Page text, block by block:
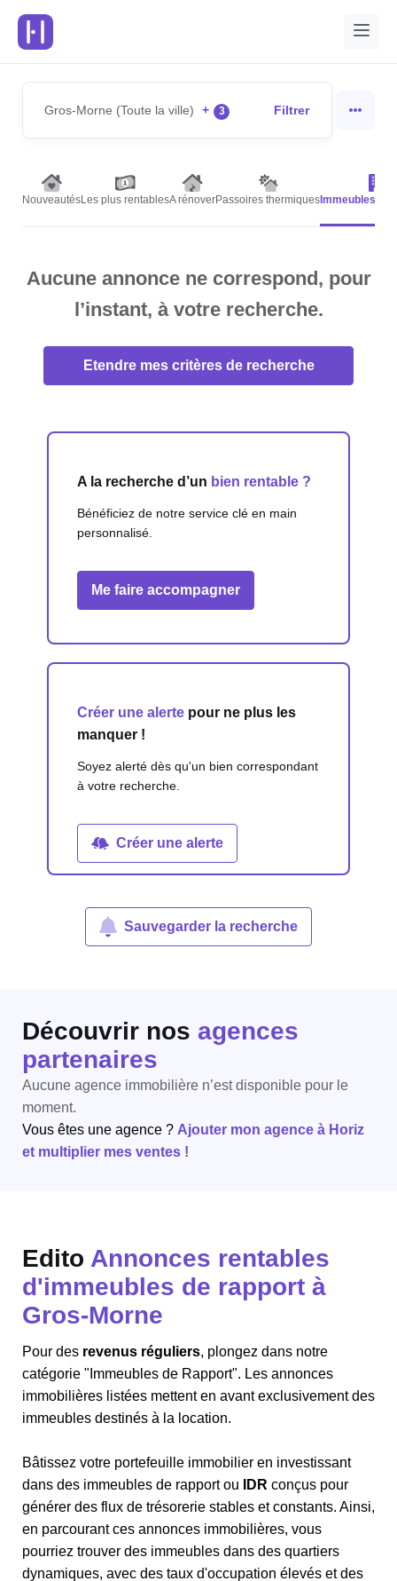
Gros-Morne (Toute la ville) + 3 Filtrer
NouveautésLes plus rentablesA rénoverPassoires thermiques Immeubles de
Aucune annonce ne correspond, pour
l’instant, à votre recherche.
Etendre mes critères de recherche
A la recherche d’un bien rentable ?
Bénéficiez de notre service clé en main
personnalisé.
Me faire accompagner
Créer une alerte pour ne plus les
manquer !
Soyez alerté dès qu'un bien correspondant
à votre recherche.
Créer une alerte
Sauvegarder la recherche
Découvrir nos agences
partenaires
Aucune agence immobilière n’est disponible pour le
moment.
Vous êtes une agence ? Ajouter mon agence à Horiz
et multiplier mes ventes !
Edito Annonces rentables
d'immeubles de rapport à
Gros-Morne
Pour des revenus réguliers, plongez dans notre
catégorie "Immeubles de Rapport". Les annonces
immobilières listées mettent en avant exclusivement des
immeubles destinés à la location.
Bâtissez votre portefeuille immobilier en investissant
dans des immeubles de rapport ou
IDR conçus pour
générer des flux de trésorerie stables et constants. Ainsi,
en parcourant ces annonces immobilières, vous
pourriez trouver des immeubles dans des quartiers
dynamiques, avec des taux d'occupation élevés et des